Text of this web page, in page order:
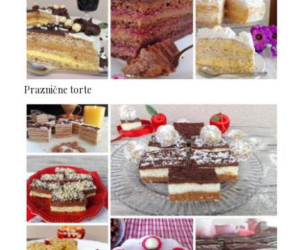
Praznične torte